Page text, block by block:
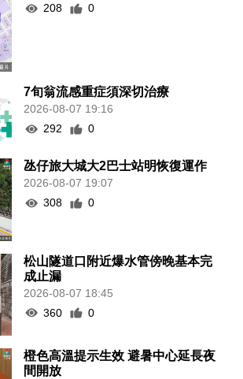
208
0
7旬翁流感重症須深切治療
2026-08-07 19:16
292
0
氹仔旅大城大2巴士站明恢復運作
2026-08-07 19:07
308
0
松山隧道口附近爆水管傍晚基本完
成止漏
2026-08-07 18:45
360
0
橙色高溫提示生效 避暑中心延長夜
間開放